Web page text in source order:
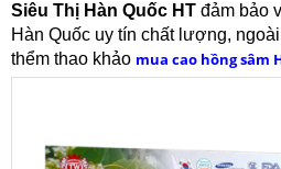
Siêu Thị Hàn Quốc HT đảm bảo
Hàn Quốc uy tín chất lượng,
thểm thao khảo mua cao hồng sâm